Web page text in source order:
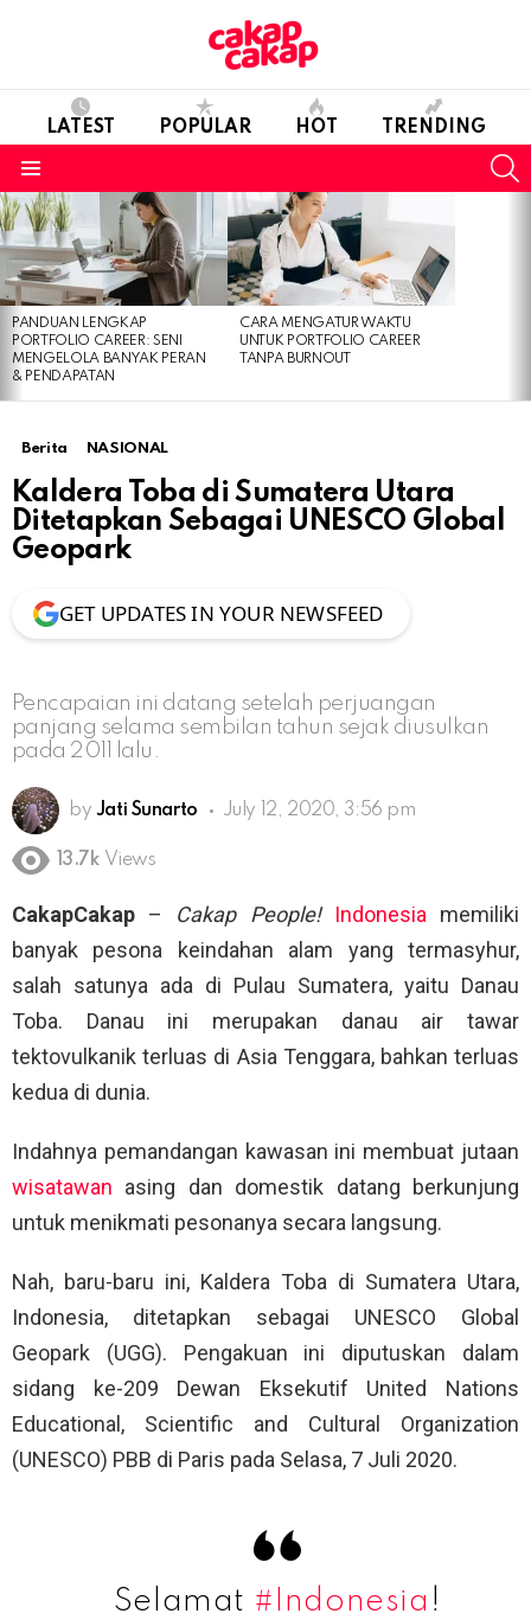
LATEST POPULAR HOT TRENDING
LATEST
STORIES
PANDUAN LENGKAP
PORTFOLIO CAREER: SENI
MENGELOLA BANYAK PERAN
& PENDAPATAN
CARA MENGATUR WAKTU
UNTUK PORTFOLIO CAREER
TANPA BURNOUT
Berita NASIONAL
Kaldera Toba di Sumatera Utara
Ditetapkan Sebagai UNESCO Global
Geopark
GET UPDATES IN YOUR NEWSFEED
Pencapaian ini datang setelah perjuangan
panjang selama sembilan tahun sejak diusulkan
pada 2011 lalu.
by Jati Sunarto July 12, 2020, 3:56 pm
13.7k Views
CakapCakap – Cakap People! Indonesiamemiliki
banyak pesona keindahan alam yang termasyhur,
salah satunya ada di Pulau Sumatera, yaitu Danau
Toba. Danau ini merupakan danau air tawar
tektovulkanik terluas di Asia Tenggara, bahkan terluas
kedua di dunia.
Indahnya pemandangan kawasan ini membuat jutaan
wisatawan asing dan domestik datang berkunjung
untuk menikmati pesonanya secara langsung.
Nah, baru-baru ini, Kaldera Toba di Sumatera Utara,
Indonesia, ditetapkan sebagai UNESCO Global
Geopark (UGG). Pengakuan ini diputuskan dalam
sidang ke-209 Dewan Eksekutif United Nations
Educational, Scientific and Cultural Organization
(UNESCO) PBB di Paris pada Selasa, 7 Juli 2020.
Selamat #Indonesia !